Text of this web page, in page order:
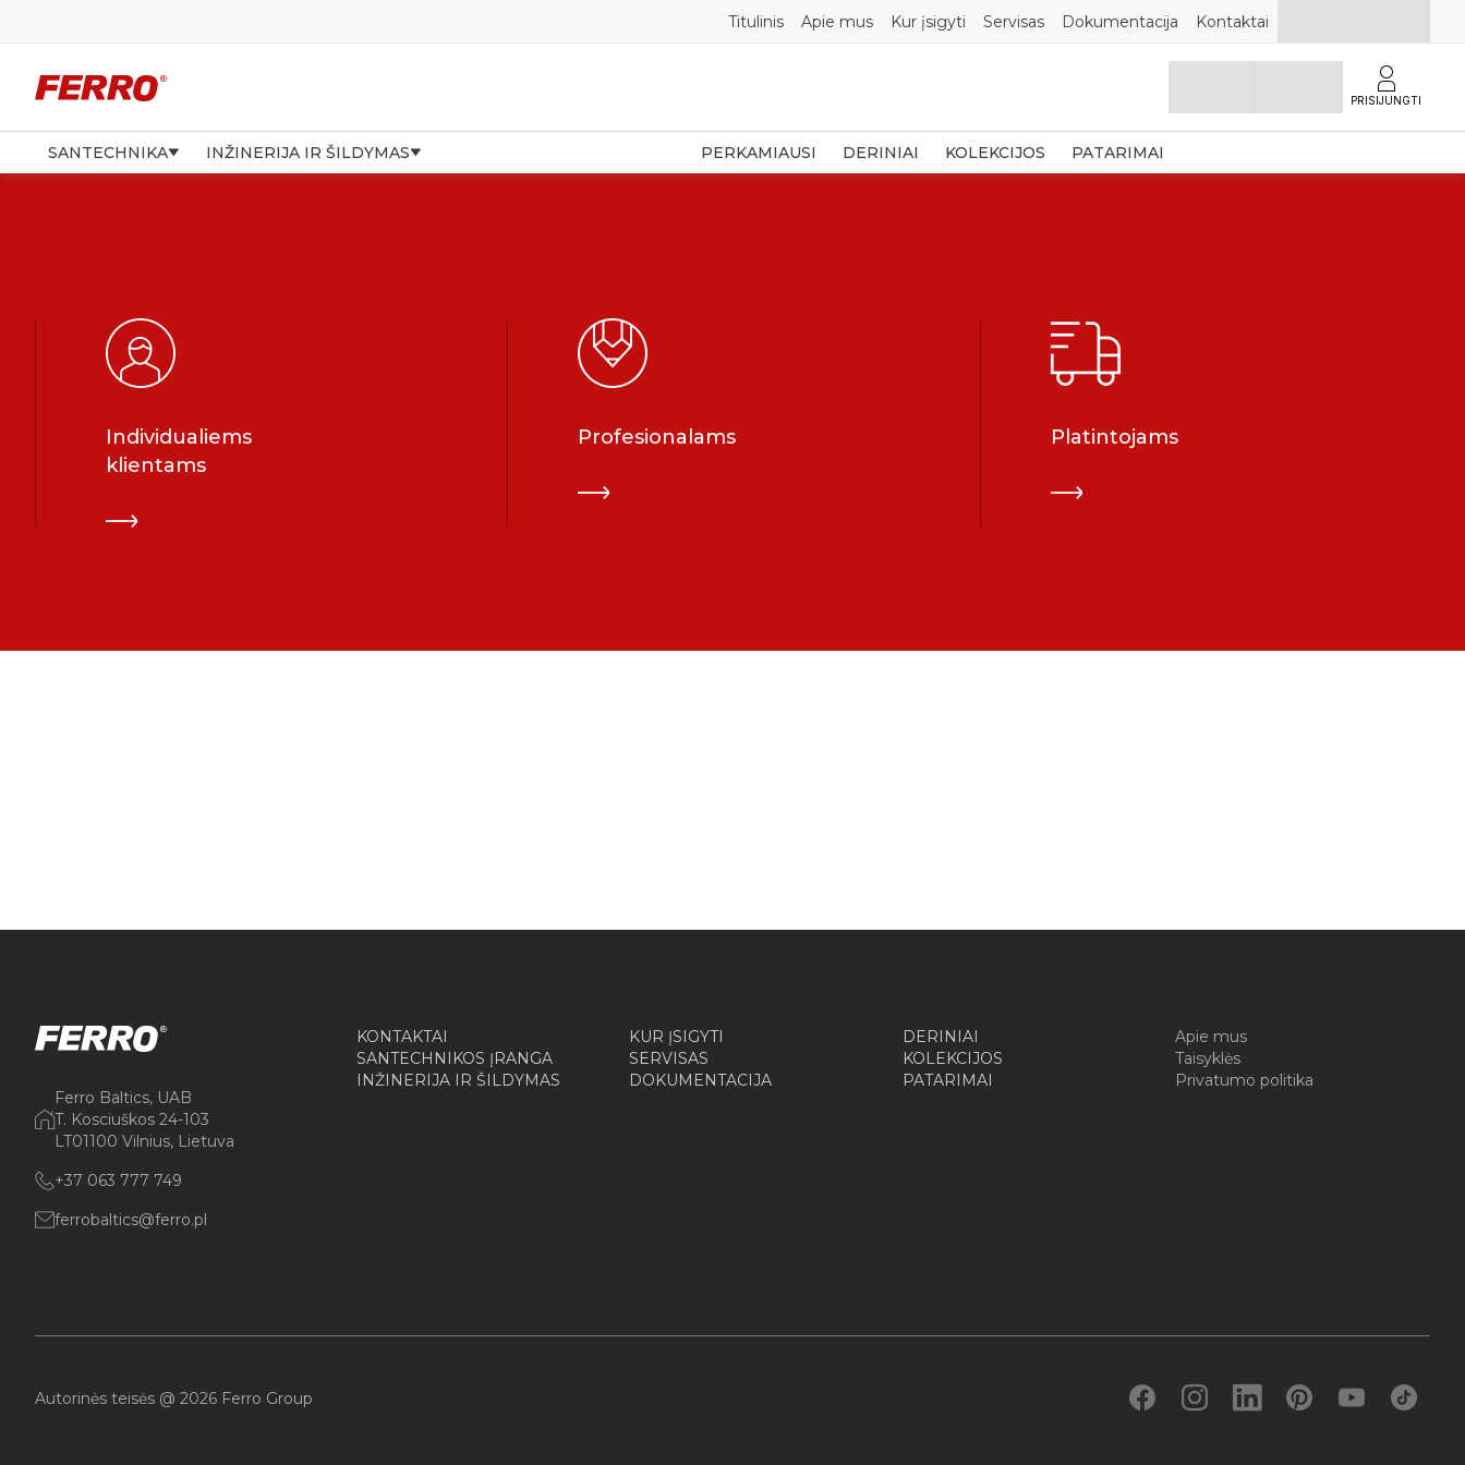
Titulinis Apie mus Kur įsigyti Servisas Dokumentacija Kontaktai
PRISIJUNGTI
SANTECHNIKA INŽINERIJA IR ŠILDYMAS PERKAMIAUSI DERINIAI KOLEKCIJOS PATARIMAI
Individualiems
klientams
Profesionalams Platintojams
Ferro Baltics, UAB
T. Kosciuškos 24-103
LT01100 Vilnius, Lietuva
+37 063 777 749
ferrobaltics@ferro.pl
KONTAKTAI
SANTECHNIKOS ĮRANGA
INŽINERIJA IR ŠILDYMAS
KUR ĮSIGYTI
SERVISAS
DOKUMENTACIJA
DERINIAI
KOLEKCIJOS
PATARIMAI
Apie mus
Taisyklės
Privatumo politika
Autorinės teisės @ 2026 Ferro Group